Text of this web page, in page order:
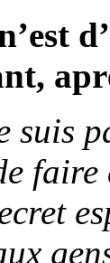
suis
faire